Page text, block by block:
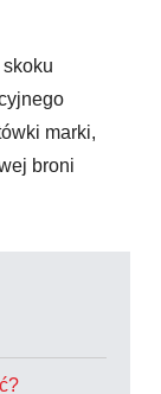
marki,
broni